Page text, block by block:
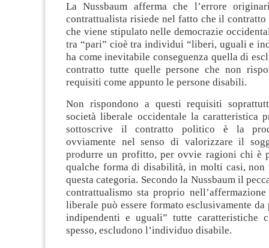
La Nussbaum afferma che l’errore
contrattualista risiede nel fatto che il
che viene stipulato nelle democrazie
tra “pari” cioè tra individui “liberi, uguali e
ha come inevitabile conseguenza quella di
contratto tutte quelle persone che non
requisiti come appunto le persone disabili.
Non rispondono a questi requisiti
società liberale occidentale la caratteristica
sottoscrive il contratto politico è la
ovviamente nel senso di valorizzare il
produrre un profitto, per ovvie ragioni chi è
qualche forma di disabilità, in molti casi, non
questa categoria. Secondo la Nussbaum il
contrattualismo sta proprio
liberale può essere formato esclusivamente da
indipendenti e uguali” tutte caratteristiche
spesso, escludono l’individuo disabile.